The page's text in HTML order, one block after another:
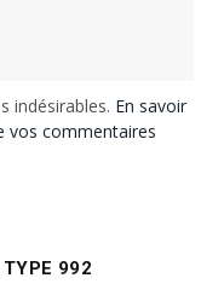
indésirables. En savoir
vos commentaires
992